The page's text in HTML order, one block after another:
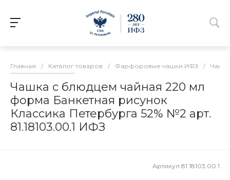
Главная / Каталог товаров / Фарфоровые чашки ИФЗ /
Чашка с блюдцем чайная 220 мл
форма Банкетная рисунок
Классика Петербурга 52% №2 арт.
81.18103.00.1 ИФЗ
Артикул 81.18103.00.1